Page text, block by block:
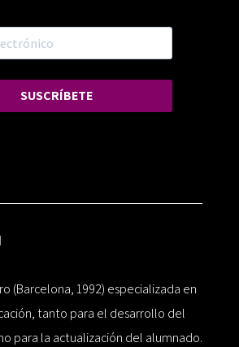
SUSCRÍBETE
(Barcelona, 1992) especializada en
tanto para el desarrollo del
para la actualización del alumnado.